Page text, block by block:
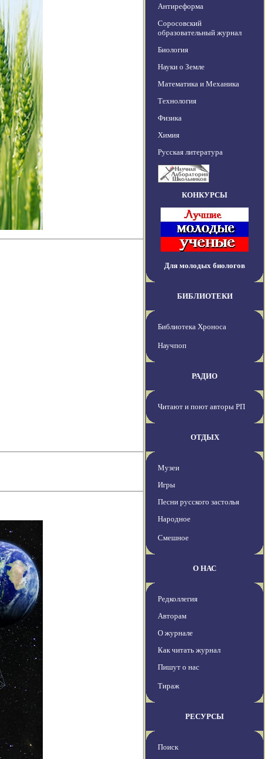
Антиреформа
Соросовский
образовательный журнал
Биология
Науки о Земле
Математика и Механика
Технология
Физика
Химия
Русская литература
КОНКУРСЫ
Для молодых биологов
БИБЛИОТЕКИ
Библиотека Хроноса
Научпоп
РАДИО
Читают и поют авторы РП
ОТДЫХ
Музеи
Игры
Песни русского застолья
Народное
Смешное
О НАС
Редколлегия
Авторам
О журнале
Как читать журнал
Пишут о нас
Тираж
РЕСУРСЫ
Поиск